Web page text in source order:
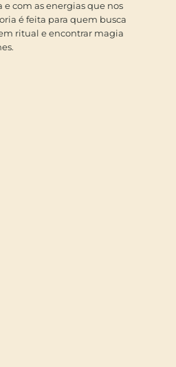
e com as energias que nos
é feita para quem busca
ritual e encontrar magia